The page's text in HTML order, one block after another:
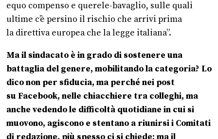
equo compenso e querele-bavaglio, sulle quali
ultime c’è persino il rischio che arrivi prima
la direttiva europea che la legge italiana”.
Ma il sindacato è in grado di sostenere una
battaglia del genere, mobilitando la categoria? Lo
dico non per sfiducia, ma perché nei post
su Facebook, nelle chiacchiere tra colleghi, ma
anche vedendo le difficoltà quotidiane in cui si
muovono, agiscono e stentano a riunirsi i Comitati